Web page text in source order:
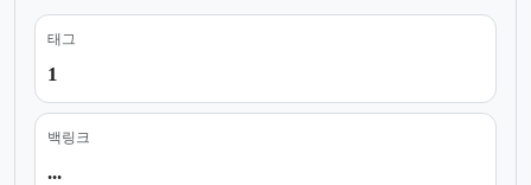
태그
1
백링크
...